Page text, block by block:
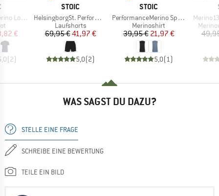
MTB S/S
Preis
€
(2)
MARKE
STOIC
Artikel
HelsingborgSt. Performance 2in1 Shorts II
Produktgruppe
Laufshorts
Preis
69,95 €reduzierter Preis
41,97 €
5,0(2)
MARKE
STOIC
Artikel
PerformanceMerino SpikenSt. Tank
Produktgruppe
Merinoshirt
Preis
39,95 €reduzierter Preis
21,97 €
5,0(1 )
Artikel
WAS SAGST DU DAZU?
STELLE EINE FRAGE
SCHREIBE EINE BEWERTUNG
TEILE EIN BILD